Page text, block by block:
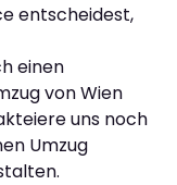
entscheidest,
einen
von Wien
uns noch
Umzug